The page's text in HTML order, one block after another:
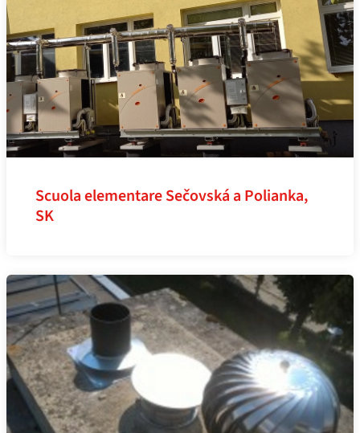
Scuola elementare Sečovská a Polianka,
SK